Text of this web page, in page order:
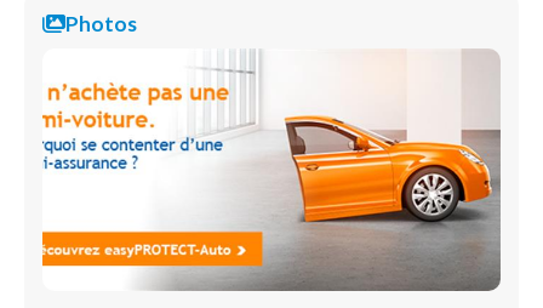
Photos